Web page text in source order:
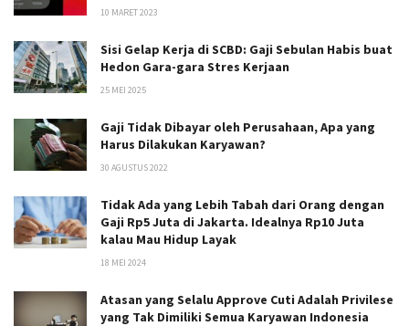
10 MARET 2023
Sisi Gelap Kerja di SCBD: Gaji Sebulan Habis buat
Hedon Gara-gara Stres Kerjaan
25 MEI 2025
Gaji Tidak Dibayar oleh Perusahaan, Apa yang
Harus Dilakukan Karyawan?
30 AGUSTUS 2022
Tidak Ada yang Lebih Tabah dari Orang dengan
Gaji Rp5 Juta di Jakarta. Idealnya Rp10 Juta
kalau Mau Hidup Layak
18 MEI 2024
Atasan yang Selalu Approve Cuti Adalah Privilese
yang Tak Dimiliki Semua Karyawan Indonesia